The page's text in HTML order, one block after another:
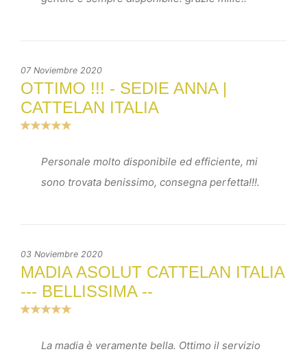
07 Noviembre 2020
OTTIMO !!! - SEDIE ANNA |
CATTELAN ITALIA
Personale molto disponibile ed efficiente, mi
sono trovata benissimo, consegna perfetta!!!.
03 Noviembre 2020
MADIA ASOLUT CATTELAN ITALIA
--- BELLISSIMA --
La madia è veramente bella. Ottimo il servizio